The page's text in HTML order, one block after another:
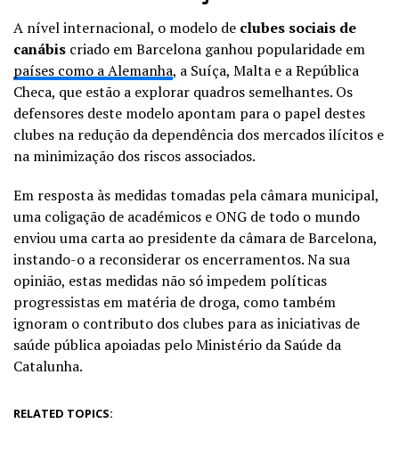
A nível internacional, o modelo de clubes sociais de
canábis criado em Barcelona ganhou popularidade em
países como a Alemanha, a Suíça, Malta e a República
Checa, que estão a explorar quadros semelhantes. Os
defensores deste modelo apontam para o papel destes
clubes na redução da dependência dos mercados ilícitos e
na minimização dos riscos associados.
Em resposta às medidas tomadas pela câmara municipal,
uma coligação de académicos e ONG de todo o mundo
enviou uma carta ao presidente da câmara de Barcelona,
instando-o a reconsiderar os encerramentos. Na sua
opinião, estas medidas não só impedem políticas
progressistas em matéria de droga, como também
ignoram o contributo dos clubes para as iniciativas de
saúde pública apoiadas pelo Ministério da Saúde da
Catalunha.
RELATED TOPICS: